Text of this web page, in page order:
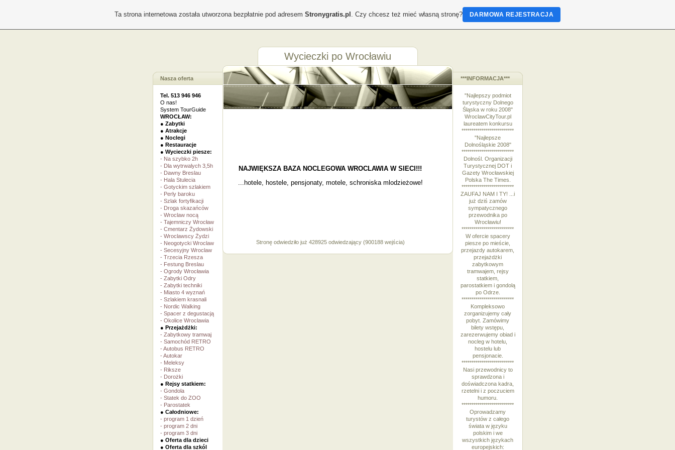
Nasza oferta
Tel. 513 946 946
O nas!
System TourGuide
WROCŁAW:
● Zabytki
● Atrakcje
● Noclegi
● Restauracje
● Wycieczki piesze:
- Na szybko 2h
- Dla wytrwalych 3,5h
- Dawny Breslau
- Hala Stulecia
- Gotyckim szlakiem
- Perly baroku
- Szlak fortyfikacji
- Droga skazańców
- Wroclaw nocą
- Tajemniczy Wrocław
- Cmentarz Żydowski
- Wroclawscy Żydzi
- Neogotycki Wroclaw
- Secesyjny Wroclaw
- Trzecia Rzesza
- Festung Breslau
- Ogrody Wrocławia
- Zabytki Odry
- Zabytki techniki
- Miasto 4 wyznań
- Szlakiem krasnali
- Nordic Walking
- Spacer z degustacją
- Okolice Wroclawia
● Przejażdżki:
- Zabytkowy tramwaj
- Samochód RETRO
- Autobus RETRO
- Autokar
- Meleksy
- Riksze
- Dorożki
● Rejsy statkiem:
- Gondola
- Statek do ZOO
- Parostatek
● Całodniowe:
- program 1 dzień
- program 2 dni
- program 3 dni
● Oferta dla dzieci
● Oferta dla szkól
Wycieczki po Wrocławiu
NAJWIĘKSZA BAZA NOCLEGOWA WROCLAWIA W SIECI!!!
...hotele, hostele, pensjonaty, motele, schroniska mlodzieżowe!
Stronę odwiedziło już 428925 odwiedzający (900188 wejścia)
***INFORMACJA***
"Najlepszy podmiot
turystyczny Dolnego
Śląska w roku 2008"
WroclawCityTour.pl
laureatem konkursu
**************************
"Najlepsze
Dolnośląskie 2008"
**************************
Dolnośl. Organizacji
Turystycznej DOT i
Gazety Wrocławskiej
Polska The Times.
**************************
ZAUFAJ NAM I TY! ...i
już dziś zamów
sympatycznego
przewodnika po
Wrocławiu!
**************************
W ofercie spacery
piesze po mieście,
przejazdy autokarem,
przejażdżki
zabytkowym
tramwajem, rejsy
statkiem,
parostatkiem i gondolą
po Odrze.
**************************
Kompleksowo
zorganizujemy cały
pobyt. Zamówimy
bilety wstępu,
zarezerwujemy obiad i
nocleg w hotelu,
hostelu lub
pensjonacie.
**************************
Nasi przewodnicy to
sprawdzona i
doświadczona kadra,
rzetelni i z poczuciem
humoru.
**************************
Oprowadzamy
turystów z całego
świata w języku
polskim i we
wszystkich językach
europejskich:
Ta strona internetowa została utworzona bezpłatnie pod adresem Stronygratis.pl . Czy chcesz też mieć własną stronę? DARMOWA REJESTRACJA